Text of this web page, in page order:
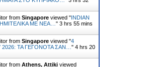
from Singapore viewed "INDIAN
ΜΕ ΝΕΑ… " 3 hrs 55 mins
from Singapore viewed "4
2026: ΤΑ ΓΕΓΟΝΟΤΑ ΣΑΝ… " 4 hrs 20
from Athens, Attiki viewed